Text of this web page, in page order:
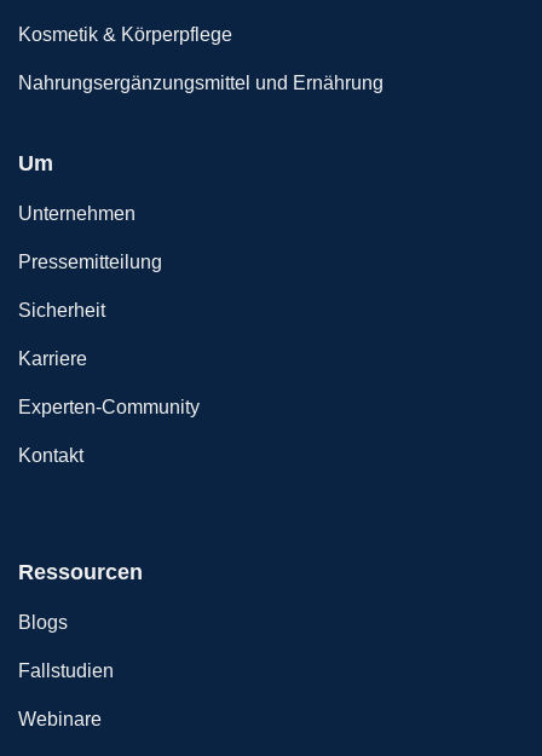
Kosmetik & Körperpflege
Nahrungsergänzungsmittel und Ernährung
Um
Unternehmen
Pressemitteilung
Sicherheit
Karriere
Experten-Community
Kontakt
Ressourcen
Blogs
Fallstudien
Webinare